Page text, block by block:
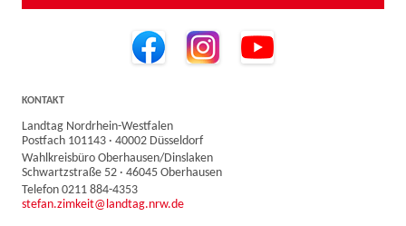
KONTAKT
Landtag Nordrhein-Westfalen
Postfach 101143 · 40002 Düsseldorf
Wahlkreisbüro Oberhausen/Dinslaken
Schwartzstraße 52 · 46045 Oberhausen
Telefon 0211 884-4353
stefan.zimkeit@landtag.nrw.de